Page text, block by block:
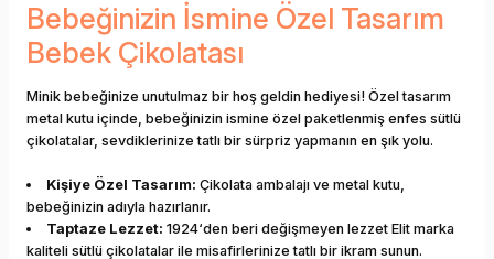
Bebeğinizin İsmine Özel Tasarım
Bebek Çikolatası
Minik bebeğinize unutulmaz bir hoş geldin hediyesi! Özel tasarım
metal kutu içinde, bebeğinizin ismine özel paketlenmiş enfes sütlü
çikolatalar, sevdiklerinize tatlı bir sürpriz yapmanın en şık yolu.
Kişiye Özel Tasarım: Çikolata ambalajı ve metal kutu,
bebeğinizin adıyla hazırlanır.
Taptaze Lezzet: 1924‘den beri değişmeyen lezzet Elit marka
kaliteli sütlü çikolatalar ile misafirlerinize tatlı bir ikram sunun.